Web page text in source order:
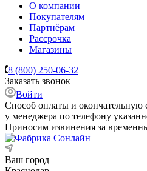
О компании
Покупателям
Партнёрам
Рассрочка
Магазины
8 (800) 250-06-32
Заказать звонок
Войти
Способ оплаты и окончательную
у менеджера по телефону
Приносим извинения за
Ваш город